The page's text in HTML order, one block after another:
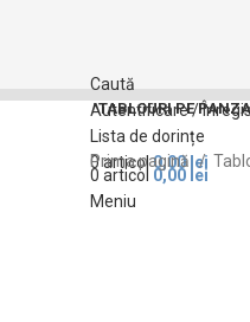
Caută
Autentificare /
Lista de dorințe
0articol 0,00 lei
TABLOURI PE
0 articol 0,00 lei
Meniu
Prima pagină